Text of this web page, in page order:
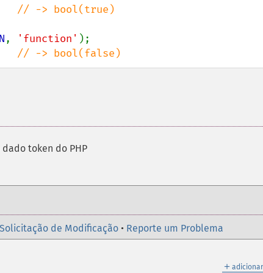
// -> bool(true)
, 'function'
// -> bool(false)
token do PHP
de Modificação • Reporte um Problema
＋